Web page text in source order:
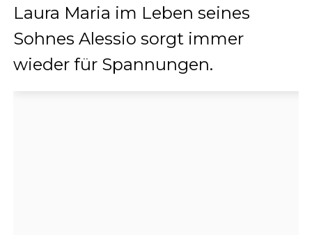
Laura Maria im Leben seines
Sohnes Alessio sorgt immer
wieder für Spannungen.